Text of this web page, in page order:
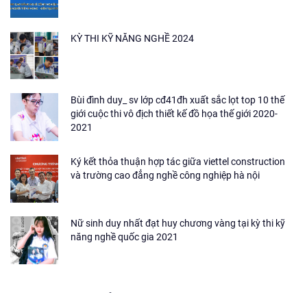
KỲ THI KỸ NĂNG NGHỀ 2024
Bùi đình duy_ sv lớp cđ41đh xuất sắc lọt top 10 thế
giới cuộc thi vô địch thiết kế đồ họa thế giới 2020-
2021
Ký kết thỏa thuận hợp tác giữa viettel construction
và trường cao đẳng nghề công nghiệp hà nội
Nữ sinh duy nhất đạt huy chương vàng tại kỳ thi kỹ
năng nghề quốc gia 2021